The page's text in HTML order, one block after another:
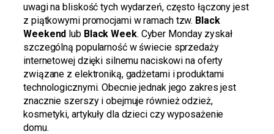
uwagi na bliskość tych wydarzeń, często łączony jest
z piątkowymi promocjami w ramach tzw. Black
Weekend lub Black Week. Cyber Monday zyskał
szczególną popularność w świecie sprzedaży
internetowej dzięki silnemu naciskowi na oferty
związane z elektroniką, gadżetami i produktami
technologicznymi. Obecnie jednak jego zakres jest
znacznie szerszy i obejmuje również odzież,
kosmetyki, artykuły dla dzieci czy wyposażenie
domu.